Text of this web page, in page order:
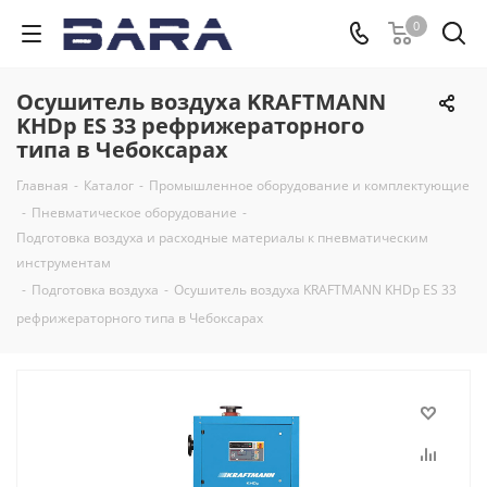
0
Осушитель воздуха KRAFTMANN
KHDp ES 33 рефрижераторного
типа в Чебоксарах
Главная - Каталог - Промышленное оборудование и комплектующие
- Пневматическое оборудование -
Подготовка воздуха и расходные материалы к пневматическим
инструментам
- Подготовка воздуха - Осушитель воздуха KRAFTMANN KHDp ES 33
рефрижераторного типа в Чебоксарах